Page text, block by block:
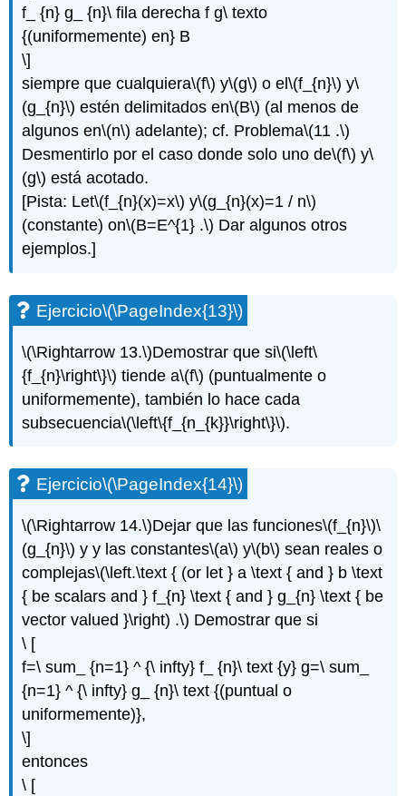
f_ {n} g_ {n}\ fila derecha f g\ texto
{(uniformemente) en} B
\]
siempre que cualquiera\(f\) y\(g\) o el\(f_{n}\) y\
(g_{n}\) estén delimitados en\(B\) (al menos de
algunos en\(n\) adelante); cf. Problema\(11 .\)
Desmentirlo por el caso donde solo uno de\(f\) y\
(g\) está acotado.
[Pista: Let\(f_{n}(x)=x\) y\(g_{n}(x)=1 / n\)
(constante) on\(B=E^{1} .\) Dar algunos otros
ejemplos.]
Ejercicio\(\PageIndex{13}\)
\(\Rightarrow 13.\)Demostrar que si\(\left\
{f_{n}\right\}\) tiende a\(f\) (puntualmente o
uniformemente), también lo hace cada
subsecuencia\(\left\{f_{n_{k}}\right\}\).
Ejercicio\(\PageIndex{14}\)
\(\Rightarrow 14.\)Dejar que las funciones\(f_{n}\)\
(g_{n}\) y y las constantes\(a\) y\(b\) sean reales o
complejas\(\left.\text { (or let } a \text { and } b \text
{ be scalars and } f_{n} \text { and } g_{n} \text { be
vector valued }\right) .\) Demostrar que si
\ [
f=\ sum_ {n=1} ^ {\ infty} f_ {n}\ text {y} g=\ sum_
{n=1} ^ {\ infty} g_ {n}\ text {(puntual o
uniformemente)},
\]
entonces
\ [